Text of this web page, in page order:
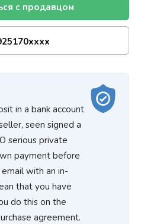
с продавцом
in a bank account
seen signed a
serious private
payment before
with an in-
that you have
do this on the
agreement.